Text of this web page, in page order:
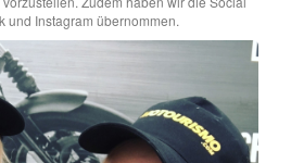
und Instagram übernommen.